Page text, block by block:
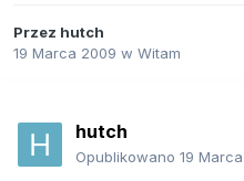
Przez hutch
19 Marca 2009 w Witam
hutch
Opublikowano 19